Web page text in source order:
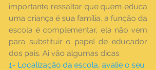
importante ressaltar que quem educa
uma criança é sua família, a função da
escola é complementar, ela não vem
para substituir o papel de educador
dos pais. Ai vão algumas dicas
1- Localização da escola, avalie o seu